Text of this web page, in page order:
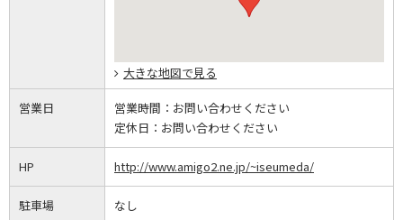
大きな地図で見る
営業日 営業時間： お問い合わせください
定休日： お問い合わせください
HP http://www.amigo2.ne.jp/~iseumeda/
駐車場 なし